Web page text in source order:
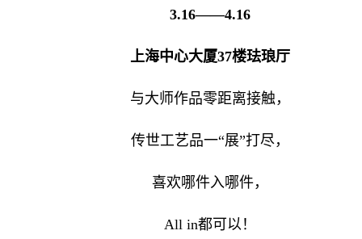
3.16——4.16
上海中心大厦37楼珐琅厅
与大师作品零距离接触，
传世工艺品一“展”打尽，
喜欢哪件入哪件，
All in都可以！